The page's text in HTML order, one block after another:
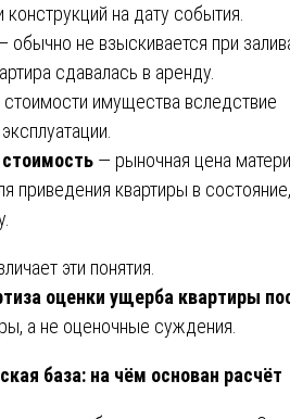
на дату события.
обычно не взыскивается при
сдавалась в аренду.
имущества вследствие
— рыночная цена
приведения квартиры в состояние,
эти понятия.
оценки ущерба квартиры
а не оценочные суждения.
база: на чём основан расчёт